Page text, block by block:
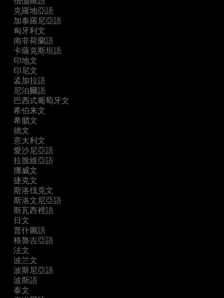
克羅地亞語
加泰羅尼亞語
匈牙利文
南非荷蘭語
卡薩克斯坦語
印地文
印尼文
孟加拉語
尼泊爾語
巴西式葡萄牙文
希伯来文
希腊文
德文
意大利文
愛沙尼亞語
拉脫維亞語
挪威文
捷克文
斯洛伐克文
斯洛文尼亞語
斯瓦西裡語
日文
普什圖語
格魯吉亞語
法文
波兰文
波斯尼亞語
波斯語
泰文